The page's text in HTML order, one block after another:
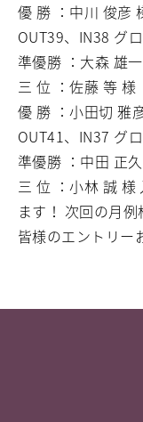
優 勝 ：中川 俊彦
OUT39、IN38 グ
準優勝 ：大森 雄
三 位 ：佐藤 等 様
優 勝 ：小田切 雅
OUT41、IN37 グ
準優勝 ：中田 正
三 位 ：小林 誠 様
ます！ 次回の月例
皆様のエントリー